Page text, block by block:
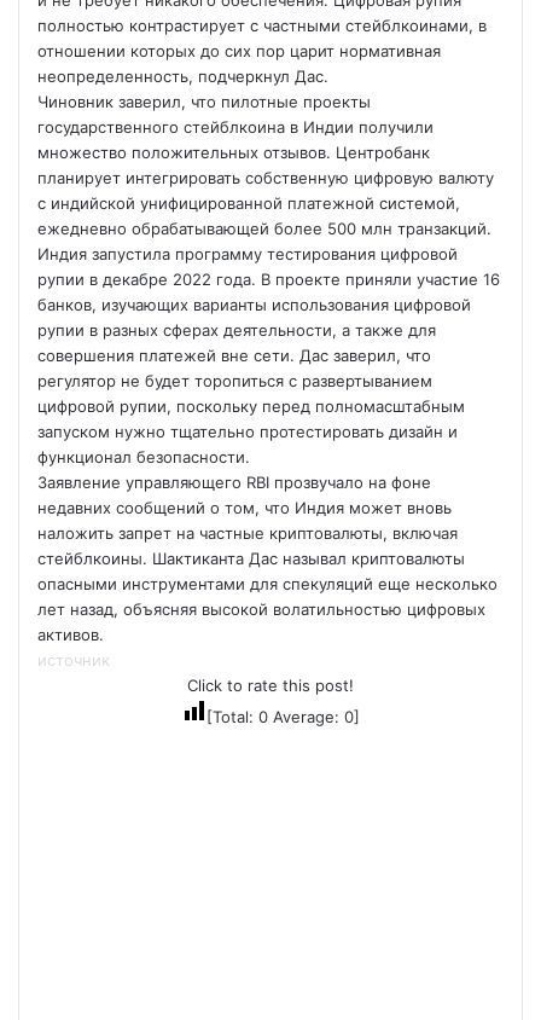
полностью контрастирует с частными стейблкоинами, в
отношении которых до сих пор царит нормативная
неопределенность, подчеркнул Дас.
Чиновник заверил, что пилотные проекты
государственного стейблкоина в Индии получили
множество положительных отзывов. Центробанк
планирует интегрировать собственную цифровую валюту
с индийской унифицированной платежной системой,
ежедневно обрабатывающей более 500 млн транзакций.
Индия запустила программу тестирования цифровой
рупии в декабре 2022 года. В проекте приняли участие 16
банков, изучающих варианты использования цифровой
рупии в разных сферах деятельности, а также для
совершения платежей вне сети. Дас заверил, что
регулятор не будет торопиться с развертыванием
цифровой рупии, поскольку перед полномасштабным
запуском нужно тщательно протестировать дизайн и
функционал безопасности.
Заявление управляющего RBI прозвучало на фоне
недавних сообщений о том, что Индия может вновь
наложить запрет на частные криптовалюты, включая
стейблкоины. Шактиканта Дас называл криптовалюты
опасными инструментами для спекуляций еще несколько
лет назад, объясняя высокой волатильностью цифровых
активов.
источник
Click to rate this post!
[Total: 0Average: 0]